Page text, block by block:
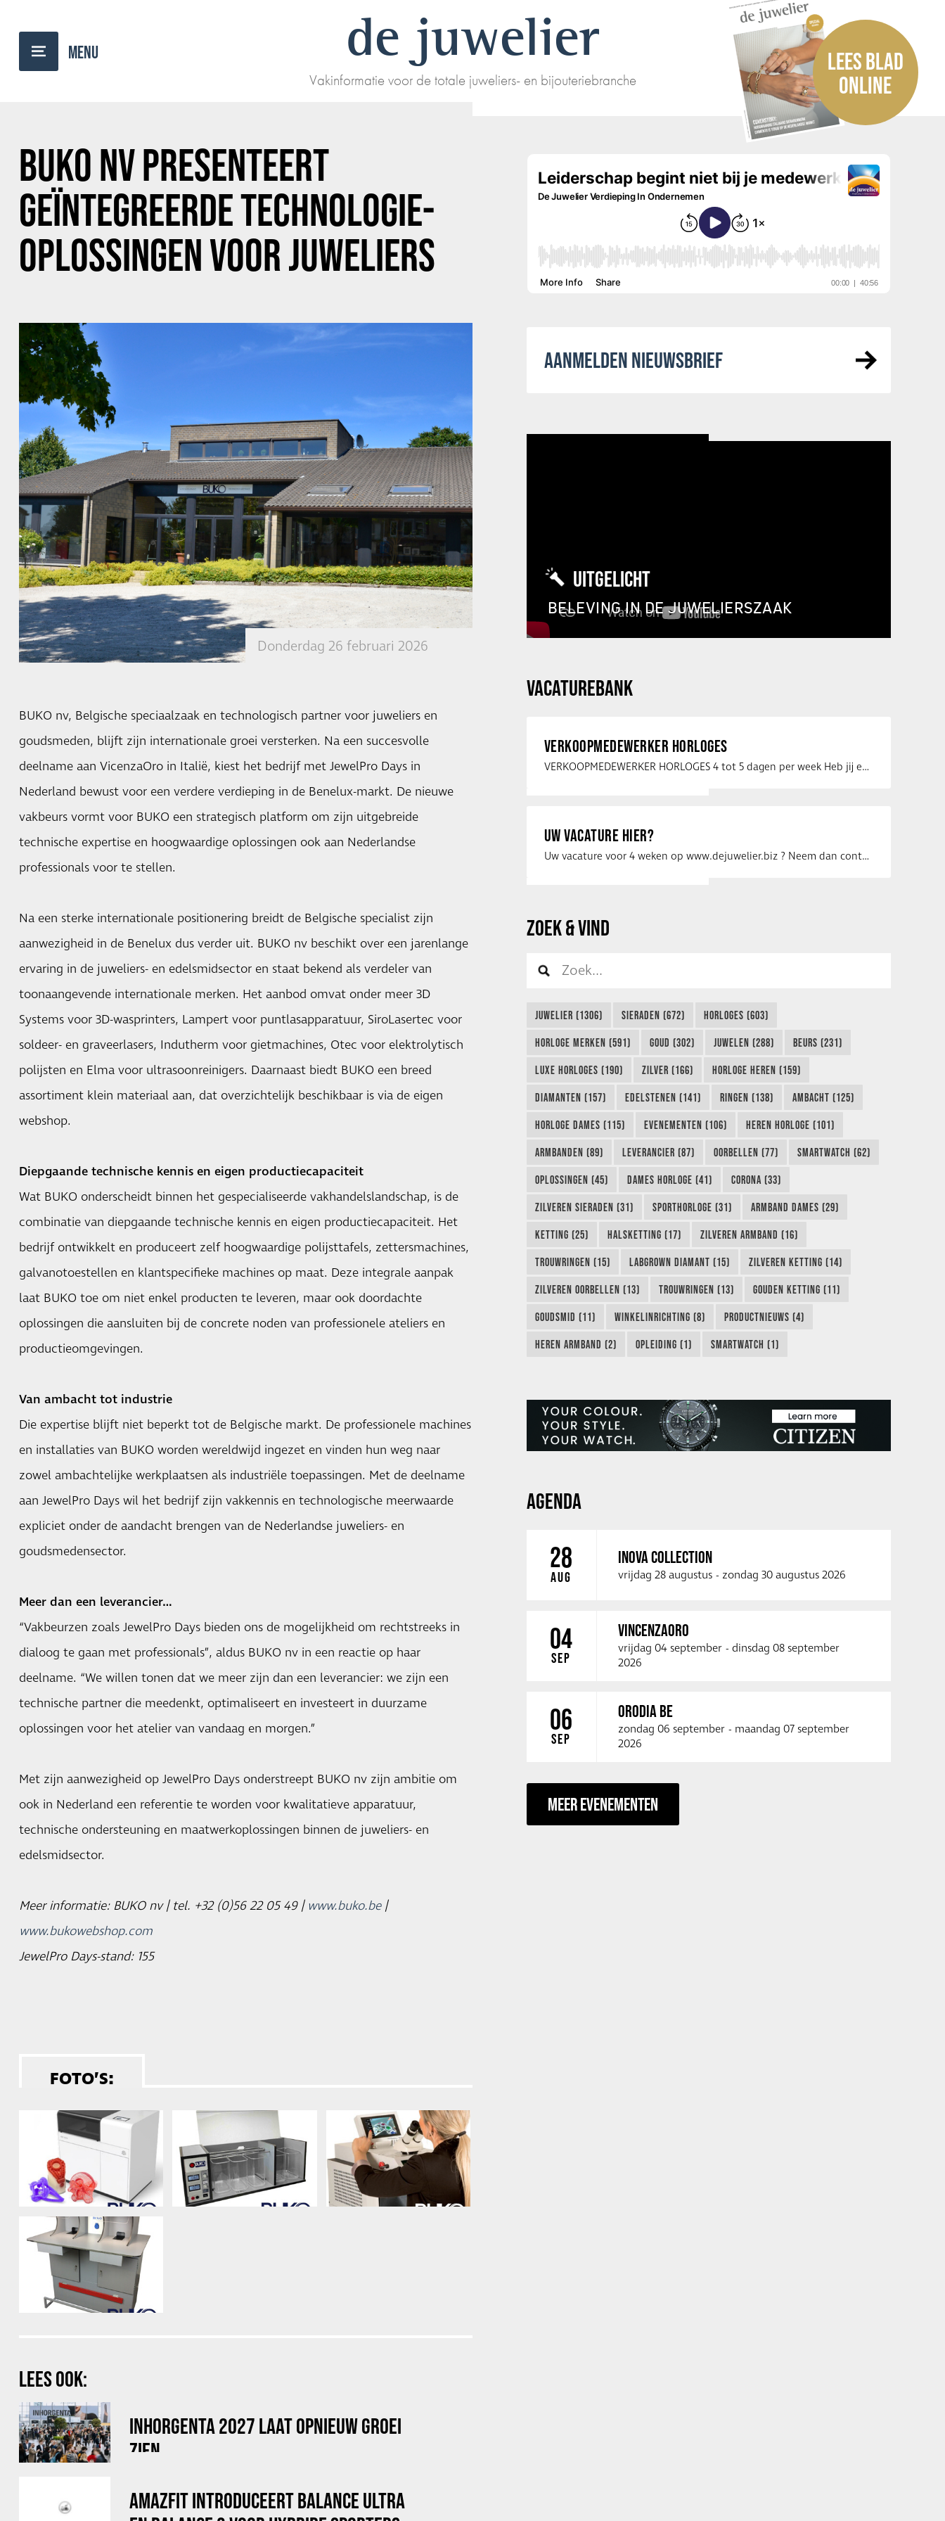
de juwelier
Vakinformatie voor de totale juweliers- en bijouteriebranche
LEES BLAD
ONLINE
BUKO NV PRESENTEERT
GEÏNTEGREERDE TECHNOLOGIE-
OPLOSSINGEN VOOR JUWELIERS
Donderdag 26 februari 2026
BUKO nv, Belgische speciaalzaak en technologisch partner voor juweliers en
goudsmeden, blijft zijn internationale groei versterken. Na een succesvolle
deelname aan VicenzaOro in Italië, kiest het bedrijf met JewelPro Days in
Nederland bewust voor een verdere verdieping in de Benelux-markt. De nieuwe
vakbeurs vormt voor BUKO een strategisch platform om zijn uitgebreide
technische expertise en hoogwaardige oplossingen ook aan Nederlandse
professionals voor te stellen.
Na een sterke internationale positionering breidt de Belgische specialist zijn
aanwezigheid in de Benelux dus verder uit. BUKO nv beschikt over een jarenlange
ervaring in de juweliers- en edelsmidsector en staat bekend als verdeler van
toonaangevende internationale merken. Het aanbod omvat onder meer 3D
Systems voor 3D-wasprinters, Lampert voor puntlasapparatuur, SiroLasertec voor
soldeer- en graveerlasers, Indutherm voor gietmachines, Otec voor elektrolytisch
polijsten en Elma voor ultrasoonreinigers. Daarnaast biedt BUKO een breed
assortiment klein materiaal aan, dat overzichtelijk beschikbaar is via de eigen
webshop.
Diepgaande technische kennis en eigen productiecapaciteit
Wat BUKO onderscheidt binnen het gespecialiseerde vakhandelslandschap, is de
combinatie van diepgaande technische kennis en eigen productiecapaciteit. Het
bedrijf ontwikkelt en produceert zelf hoogwaardige polijsttafels, zettersmachines,
galvanotoestellen en klantspecifieke machines op maat. Deze integrale aanpak
laat BUKO toe om niet enkel producten te leveren, maar ook doordachte
oplossingen die aansluiten bij de concrete noden van professionele ateliers en
productieomgevingen.
Van ambacht tot industrie
Die expertise blijft niet beperkt tot de Belgische markt. De professionele machines
en installaties van BUKO worden wereldwijd ingezet en vinden hun weg naar
zowel ambachtelijke werkplaatsen als industriële toepassingen. Met de deelname
aan JewelPro Days wil het bedrijf zijn vakkennis en technologische meerwaarde
expliciet onder de aandacht brengen van de Nederlandse juweliers- en
goudsmedensector.
Meer dan een leverancier…
“Vakbeurzen zoals JewelPro Days bieden ons de mogelijkheid om rechtstreeks in
dialoog te gaan met professionals”, aldus BUKO nv in een reactie op haar
deelname. “We willen tonen dat we meer zijn dan een leverancier: we zijn een
technische partner die meedenkt, optimaliseert en investeert in duurzame
oplossingen voor het atelier van vandaag en morgen.”
Met zijn aanwezigheid op JewelPro Days onderstreept BUKO nv zijn ambitie om
ook in Nederland een referentie te worden voor kwalitatieve apparatuur,
technische ondersteuning en maatwerkoplossingen binnen de juweliers- en
edelsmidsector.
Meer informatie: BUKO nv | tel. +32 (0)56 22 05 49 | www.buko.be|
www.bukowebshop.com
JewelPro Days-stand: 155
FOTO’S:
LEES OOK:
INHORGENTA 2027 LAAT OPNIEUW GROEI
ZIEN
AMAZFIT INTRODUCEERT BALANCE ULTRA
AANMELDEN NIEUWSBRIEF
UITGELICHT
BELEVING IN DE JUWELIERSZAAK
VACATUREBANK
VERKOOPMEDEWERKER HORLOGES
VERKOOPMEDEWERKER HORLOGES 4 tot 5 dagen per week Heb jij een passie voor …
UW VACATURE HIER?
Uw vacature voor 4 weken op www.dejuwelier.biz ? Neem dan contact op met …
ZOEK & VIND
JUWELIER (1306) SIERADEN (672) HORLOGES (603)
HORLOGE MERKEN (591) GOUD (302) JUWELEN (288) BEURS (231)
LUXE HORLOGES (190) ZILVER (166) HORLOGE HEREN (159)
DIAMANTEN (157) EDELSTENEN (141) RINGEN (138) AMBACHT (125)
HORLOGE DAMES (115) EVENEMENTEN (106) HEREN HORLOGE (101)
ARMBANDEN (89) LEVERANCIER (87) OORBELLEN (77) SMARTWATCH (62)
OPLOSSINGEN (45) DAMES HORLOGE (41) CORONA (33)
ZILVEREN SIERADEN (31) SPORTHORLOGE (31) ARMBAND DAMES (29)
KETTING (25) HALSKETTING (17) ZILVEREN ARMBAND (16)
TROUWRINGEN (15) LABGROWN DIAMANT (15) ZILVEREN KETTING (14)
ZILVEREN OORBELLEN (13) TROUWRINGEN (13) GOUDEN KETTING (11)
GOUDSMID (11) WINKELINRICHTING (8) PRODUCTNIEUWS (4)
HEREN ARMBAND (2) OPLEIDING (1) SMARTWATCH (1)
AGENDA
28
AUG
INOVA COLLECTION
vrijdag 28 augustus - zondag 30 augustus 2026
04
SEP
VINCENZAORO
vrijdag 04 september - dinsdag 08 september
2026
06
SEP
ORODIA BE
zondag 06 september - maandag 07 september
2026
MEER EVENEMENTEN